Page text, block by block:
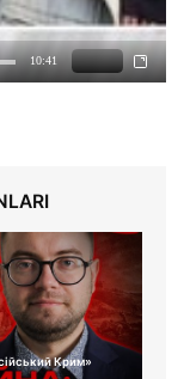
Крим»